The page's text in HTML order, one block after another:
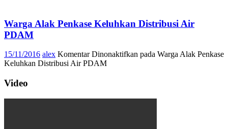
Warga Alak Penkase Keluhkan Distribusi Air
PDAM
15/11/2016 alex Komentar Dinonaktifkan pada Warga Alak Penkase
Keluhkan Distribusi Air PDAM
Video